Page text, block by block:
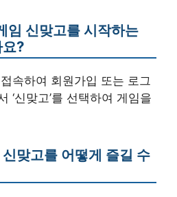
임 신맞고를 시작하는
?
속하여 회원가입 또는 로그
‘신맞고’를 선택하여 게임을
맞고를 어떻게 즐길 수